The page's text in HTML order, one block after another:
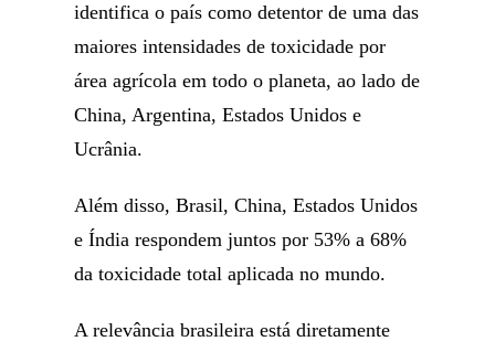
identifica o país como detentor de uma das
maiores intensidades de toxicidade por
área agrícola em todo o planeta, ao lado de
China, Argentina, Estados Unidos e
Ucrânia.
Além disso, Brasil, China, Estados Unidos
e Índia respondem juntos por 53% a 68%
da toxicidade total aplicada no mundo.
A relevância brasileira está diretamente